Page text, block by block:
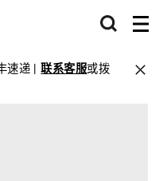
速递 |联系客服或拨